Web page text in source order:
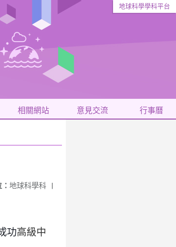
地球科學學科平台
相關網站 意見交流 行事曆
地球科學科 |
功高級中